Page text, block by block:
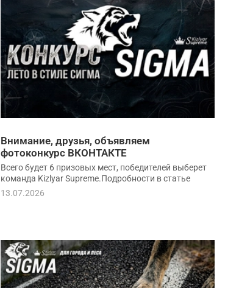
Внимание, друзья, объявляем
фотоконкурс ВКОНТАКТЕ
Всего будет 6 призовых мест, победителей выберет
команда Kizlyar Supreme.Подробности в статье
13.07.2026